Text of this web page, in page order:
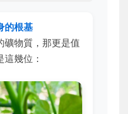
的根基
礦物質，那更是值
幾位：